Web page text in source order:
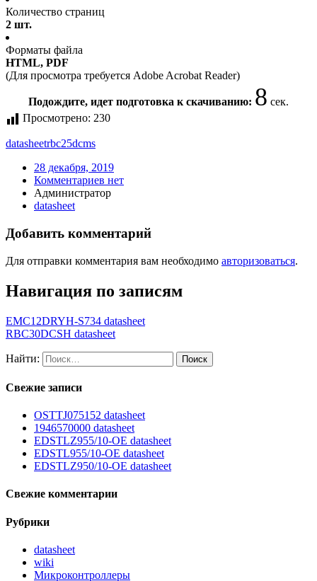
Количество страниц
2 шт.
Форматы файла
HTML, PDF
(Для просмотра требуется Adobe Acrobat Reader)
Подождите, идет подготовка к скачиванию: 8 сек.
Просмотрено: 230
datasheetrbc25dcms
28 декабря, 2019
Комментариев нет
Администратор
datasheet
Добавить комментарий
Для отправки комментария вам необходимо авторизоваться.
Навигация по записям
EMC12DRYH-S734 datasheet
RBC30DCSH datasheet
Найти:
Свежие записи
OSTTJ075152 datasheet
1946570000 datasheet
EDSTLZ955/10-OE datasheet
EDSTL955/10-OE datasheet
EDSTLZ950/10-OE datasheet
Свежие комментарии
Рубрики
datasheet
wiki
Микроконтроллеры